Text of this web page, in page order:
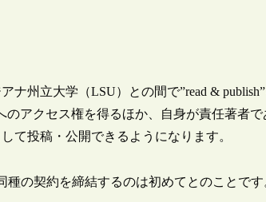
ナ州立大学（LSU）との間で”read &
のアクセス権を得るほか、自身が責任著者
て投稿・公開できるようになります。
の契約を締結するのは初めてとのことです